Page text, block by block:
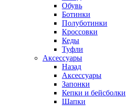
Обувь
Ботинки
Полуботинки
Кроссовки
Кеды
Туфли
Аксессуары
Назад
Аксессуары
Запонки
Кепки и бейсболки
Шапки